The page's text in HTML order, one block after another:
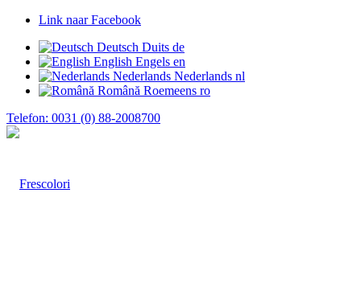
Link naar Facebook
Deutsch Duits de
English Engels en
Nederlands Nederlands nl
Română Roemeens ro
Telefon: 0031 (0) 88-2008700